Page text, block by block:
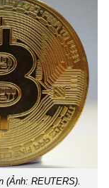
(Ảnh: REUTERS).